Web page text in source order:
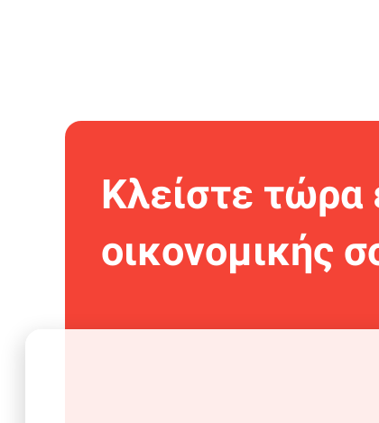
Κλείστε τώρα
οικονομικής